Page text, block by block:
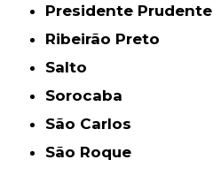
Presidente Prudente
Ribeirão Preto
Salto
Sorocaba
São Carlos
São Roque